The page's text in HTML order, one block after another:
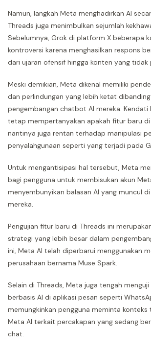
Namun, langkah Meta menghadirkan AI
Threads juga menimbulkan sejumlah
Sebelumnya, Grok di platform X beberapa
kontroversi karena menghasilkan respons
dari ujaran ofensif hingga konten yang tidak
Meski demikian, Meta dikenal memiliki
dan perlindungan yang lebih ketat
pengembangan chatbot AI mereka.
tetap mempertanyakan apakah fitur baru di
nantinya juga rentan terhadap manipulasi
penyalahgunaan seperti yang terjadi pada
Untuk mengantisipasi hal tersebut, Meta
bagi pengguna untuk membisukan akun
menyembunyikan balasan AI yang muncul
mereka.
Pengujian fitur baru di Threads ini
strategi yang lebih besar dalam
ini, Meta AI telah diperbarui menggunakan
perusahaan bernama Muse Spark.
Selain di Threads, Meta juga tengah
berbasis AI di aplikasi pesan seperti
memungkinkan pengguna meminta konteks
Meta AI terkait percakapan yang sedang
chat.